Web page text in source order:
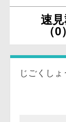
速
（0）
じごくしょ